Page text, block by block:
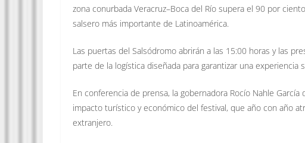
zona conurbada Veracruz–Boca del Río supera el 90 por
salsero más importante de Latinoamérica.
Las puertas del Salsódromo abrirán a las 15:00 horas y las
parte de la logística diseñada para garantizar una
En conferencia de prensa, la gobernadora Rocío Nahle
impacto turístico y económico del festival, que año con año
extranjero.